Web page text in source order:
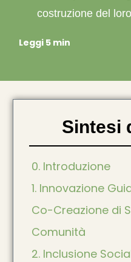
costruzione del
Leggi 5 min
Sintesi
0. Introduzione
1. Innovazione
Co-Creazione di
Comunità
2. Inclusione